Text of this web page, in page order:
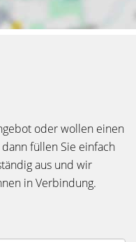
oder wollen einen
füllen Sie einfach
aus und wir
in Verbindung.